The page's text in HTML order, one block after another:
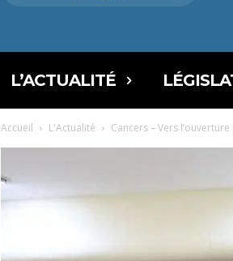
L’ACTUALITÉ
Accueil L'Actualité Cancers – Vers